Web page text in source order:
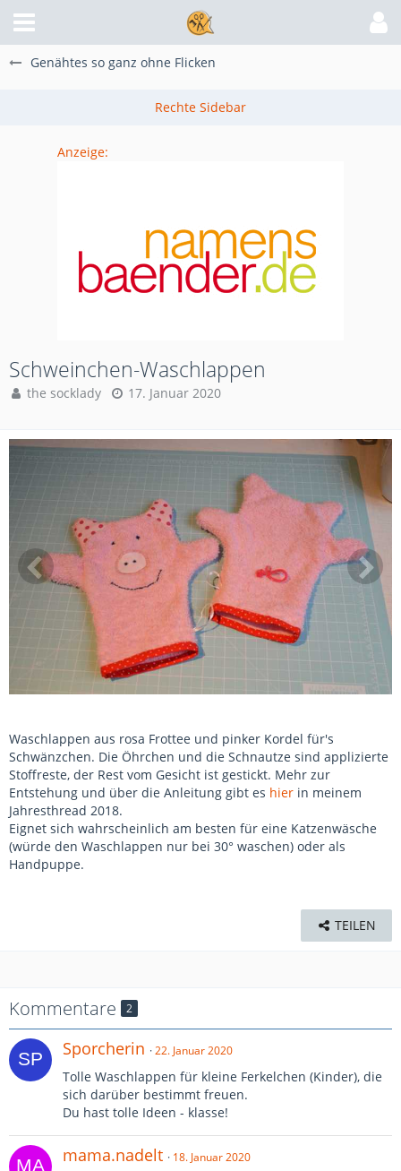
Genähtes so ganz ohne Flicken
Anzeige:
Schweinchen-Waschlappen
the socklady 17. Januar 2020
Waschlappen aus rosa Frottee und pinker Kordel für's
Schwänzchen. Die Öhrchen und die Schnautze sind applizierte
Stoffreste, der Rest vom Gesicht ist gestickt. Mehr zur
Entstehung und über die Anleitung gibt es hier in meinem
Jahresthread 2018.
Eignet sich wahrscheinlich am besten für eine Katzenwäsche
(würde den Waschlappen nur bei 30° waschen) oder als
Handpuppe.
TEILEN
Kommentare 2
Sporcherin 22. Januar 2020
Tolle Waschlappen für kleine Ferkelchen (Kinder), die
sich darüber bestimmt freuen.
Du hast tolle Ideen - klasse!
mama.nadelt 18. Januar 2020